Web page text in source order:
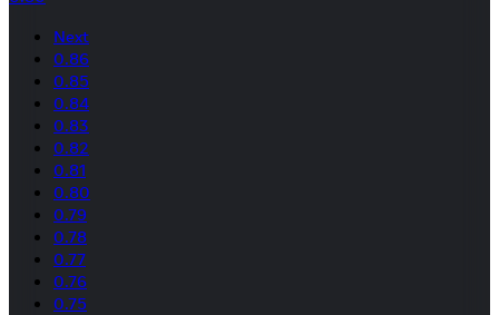
Next
0.86
0.85
0.84
0.83
0.82
0.81
0.80
0.79
0.78
0.77
0.76
0.75